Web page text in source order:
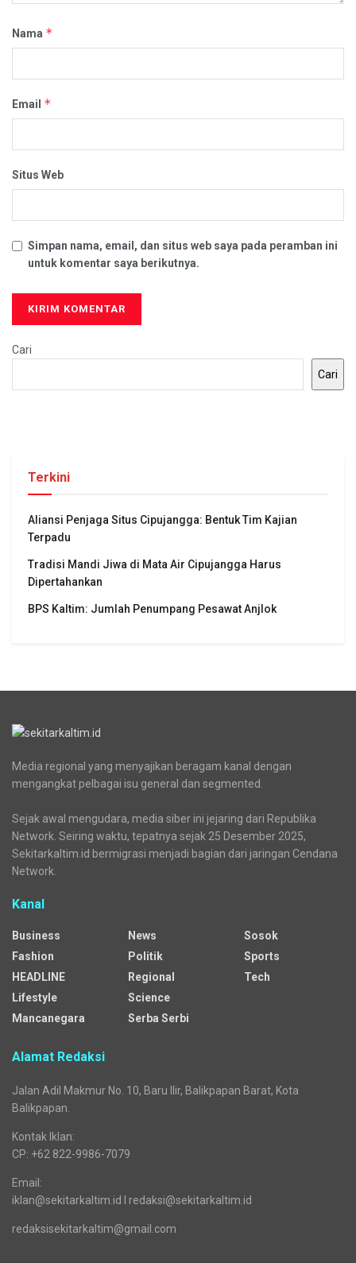
Nama *
Email *
Situs Web
Simpan nama, email, dan situs web saya pada peramban ini
untuk komentar saya berikutnya.
Cari
Cari
Terkini
Aliansi Penjaga Situs Cipujangga: Bentuk Tim Kajian
Terpadu
Tradisi Mandi Jiwa di Mata Air Cipujangga Harus
Dipertahankan
BPS Kaltim: Jumlah Penumpang Pesawat Anjlok
Media regional yang menyajikan beragam kanal dengan
mengangkat pelbagai isu general dan segmented.
Sejak awal mengudara, media siber ini jejaring dari Republika
Network. Seiring waktu, tepatnya sejak 25 Desember 2025,
Sekitarkaltim.id bermigrasi menjadi bagian dari jaringan Cendana
Network.
Kanal
Business
Fashion
HEADLINE
Lifestyle
Mancanegara
News
Politik
Regional
Science
Serba Serbi
Sosok
Sports
Tech
Alamat Redaksi
Jalan Adil Makmur No. 10, Baru Ilir, Balikpapan Barat, Kota
Balikpapan.
Kontak Iklan:
CP: +62 822-9986-7079
Email:
iklan@sekitarkaltim.id I redaksi@sekitarkaltim.id
redaksisekitarkaltim@gmail.com